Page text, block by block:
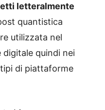
letteralmente
quantistica
utilizzata nel
digitale quindi nei
di piattaforme